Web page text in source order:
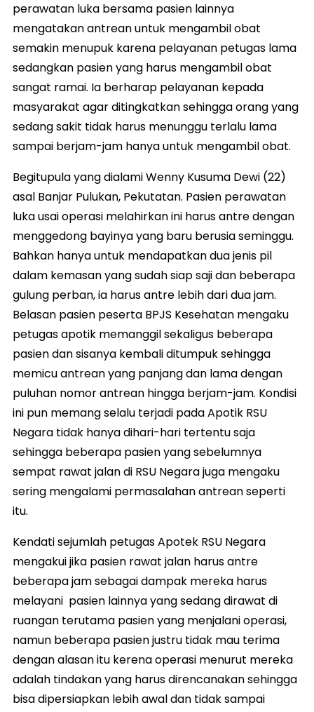
perawatan luka bersama pasien lainnya
mengatakan antrean untuk mengambil obat
semakin menupuk karena pelayanan petugas lama
sedangkan pasien yang harus mengambil obat
sangat ramai. Ia berharap pelayanan kepada
masyarakat agar ditingkatkan sehingga orang yang
sedang sakit tidak harus menunggu terlalu lama
sampai berjam-jam hanya untuk mengambil obat.
Begitupula yang dialami Wenny Kusuma Dewi (22)
asal Banjar Pulukan, Pekutatan. Pasien perawatan
luka usai operasi melahirkan ini harus antre dengan
menggedong bayinya yang baru berusia seminggu.
Bahkan hanya untuk mendapatkan dua jenis pil
dalam kemasan yang sudah siap saji dan beberapa
gulung perban, ia harus antre lebih dari dua jam.
Belasan pasien peserta BPJS Kesehatan mengaku
petugas apotik memanggil sekaligus beberapa
pasien dan sisanya kembali ditumpuk sehingga
memicu antrean yang panjang dan lama dengan
puluhan nomor antrean hingga berjam-jam. Kondisi
ini pun memang selalu terjadi pada Apotik RSU
Negara tidak hanya dihari-hari tertentu saja
sehingga beberapa pasien yang sebelumnya
sempat rawat jalan di RSU Negara juga mengaku
sering mengalami permasalahan antrean seperti
itu.
Kendati sejumlah petugas Apotek RSU Negara
mengakui jika pasien rawat jalan harus antre
beberapa jam sebagai dampak mereka harus
melayani pasien lainnya yang sedang dirawat di
ruangan terutama pasien yang menjalani operasi,
namun beberapa pasien justru tidak mau terima
dengan alasan itu kerena operasi menurut mereka
adalah tindakan yang harus direncanakan sehingga
bisa dipersiapkan lebih awal dan tidak sampai